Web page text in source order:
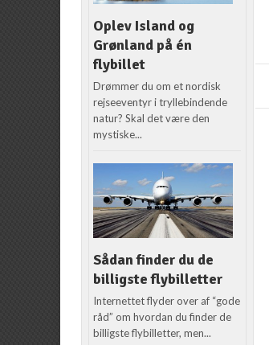
Oplev Island og
Grønland på én
flybillet
Drømmer du om et nordisk
rejseeventyr i tryllebindende
natur? Skal det være den
mystiske...
Sådan finder du de
billigste flybilletter
Internettet flyder over af “gode
råd” om hvordan du finder de
billigste flybilletter, men...